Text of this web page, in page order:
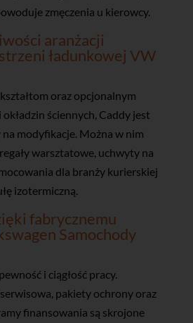
zmęczenia u kierowcy.
aranżacji
ładunkowej VW
oraz opcjonalnym
ściennych, Caddy jest
modyfikacje. Można w nim
warsztatowe, uchwyty na
dla branży kurierskiej
izotermiczną.
fabrycznemu
Samochody
i ciągłość pracy.
pakiety ochrony oraz
finansowania są skrojone